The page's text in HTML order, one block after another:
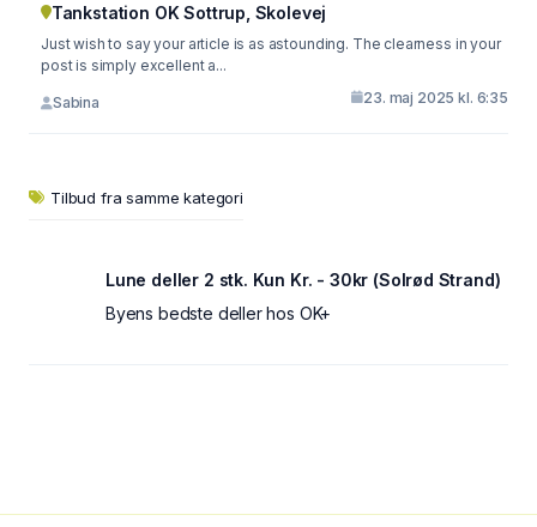
Tankstation OK Sottrup, Skolevej
Just wish to say your article is as astounding. The clearness in your
post is simply excellent a...
Sabina 23. maj 2025 kl. 6:35
Tilbud fra samme kategori
Lune deller 2 stk. Kun Kr. - 30kr (Solrød Strand)
Byens bedste deller hos OK+